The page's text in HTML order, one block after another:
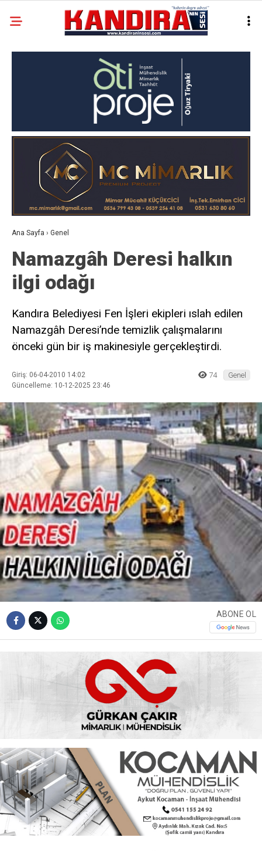
Ana Sayfa › Genel
Namazgâh Deresi halkın
ilgi odağı
Kandıra Belediyesi Fen İşleri ekipleri ıslah edilen
Namazgâh Deresi’nde temizlik çalışmalarını
önceki gün bir iş makinesiyle gerçekleştirdi.
Giriş: 06-04-2010 14:02
Güncelleme: 10-12-2025 23:46
74 Genel
ABONE OL